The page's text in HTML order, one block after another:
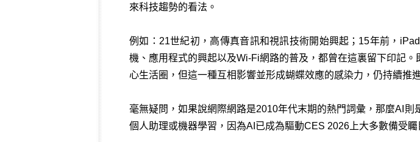
來科技趨勢的看法。
例如：21世紀初，高傳真音訊和視訊技術開始興起；15年前，
機、應用程式的興起以及Wi-Fi網路的普及，都曾在這裏留下印記
心生活圈，但這一種互相影響並形成蝴蝶效應的感染力，仍持續推
毫無疑問，如果說網際網路是2010年代末期的熱門詞彙，那麼AI
個人助理或機器學習，因為AI已成為驅動CES 2026上大多數備受矚